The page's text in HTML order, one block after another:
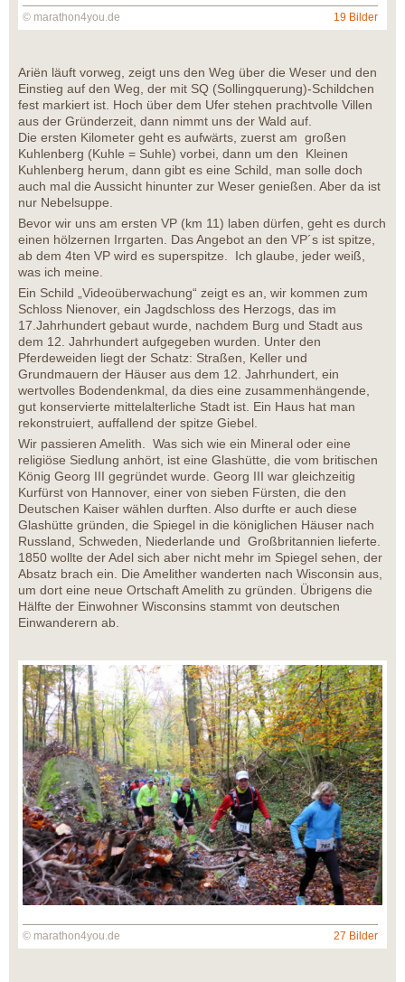
© marathon4you.de 19 Bilder
Ariën läuft vorweg, zeigt uns den Weg über die Weser und den
Einstieg auf den Weg, der mit SQ (Sollingquerung)-Schildchen
fest markiert ist. Hoch über dem Ufer stehen prachtvolle Villen
aus der Gründerzeit, dann nimmt uns der Wald auf.
Die ersten Kilometer geht es aufwärts, zuerst am großen
Kuhlenberg (Kuhle = Suhle) vorbei, dann um den Kleinen
Kuhlenberg herum, dann gibt es eine Schild, man solle doch
auch mal die Aussicht hinunter zur Weser genießen. Aber da ist
nur Nebelsuppe.
Bevor wir uns am ersten VP (km 11) laben dürfen, geht es durch
einen hölzernen Irrgarten. Das Angebot an den VP´s ist spitze,
ab dem 4ten VP wird es superspitze. Ich glaube, jeder weiß,
was ich meine.
Ein Schild „Videoüberwachung“ zeigt es an, wir kommen zum
Schloss Nienover, ein Jagdschloss des Herzogs, das im
17.Jahrhundert gebaut wurde, nachdem Burg und Stadt aus
dem 12. Jahrhundert aufgegeben wurden. Unter den
Pferdeweiden liegt der Schatz: Straßen, Keller und
Grundmauern der Häuser aus dem 12. Jahrhundert, ein
wertvolles Bodendenkmal, da dies eine zusammenhängende,
gut konservierte mittelalterliche Stadt ist. Ein Haus hat man
rekonstruiert, auffallend der spitze Giebel.
Wir passieren Amelith. Was sich wie ein Mineral oder eine
religiöse Siedlung anhört, ist eine Glashütte, die vom britischen
König Georg III gegründet wurde. Georg III war gleichzeitig
Kurfürst von Hannover, einer von sieben Fürsten, die den
Deutschen Kaiser wählen durften. Also durfte er auch diese
Glashütte gründen, die Spiegel in die königlichen Häuser nach
Russland, Schweden, Niederlande und Großbritannien lieferte.
1850 wollte der Adel sich aber nicht mehr im Spiegel sehen, der
Absatz brach ein. Die Amelither wanderten nach Wisconsin aus,
um dort eine neue Ortschaft Amelith zu gründen. Übrigens die
Hälfte der Einwohner Wisconsins stammt von deutschen
Einwanderern ab.
© marathon4you.de 27 Bilder